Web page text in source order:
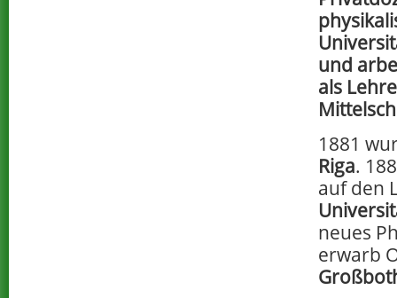
und
als
1881
Riga.
auf den
neues
erwarb